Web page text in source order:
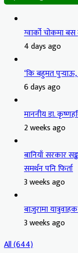
ग्वार्को चोकमा
4 days ago
‘कि बहुमत पुर्‍याऊ,
6 days ago
माननीय डा.
2 weeks ago
बानियाँ सरकार
समर्थन पनि फिर्ता
3 weeks ago
बाजुरामा
3 weeks ago
All (644)